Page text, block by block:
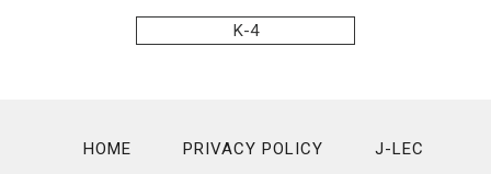
K-4
HOME PRIVACY POLICY J-LEC